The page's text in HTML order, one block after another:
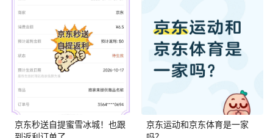
京东秒送自提蜜雪冰城！也跟
京东运动和京东体育是一家